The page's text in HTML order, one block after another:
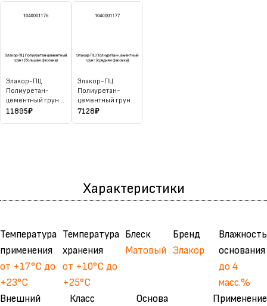
Элакор-ПЦ
Полиуретан-
цементный грунт
(большая
11895₽
Элакор-ПЦ
Полиуретан-
цементный грунт
(средняя фасовка)
7128₽
Характеристики
Температура
применения
от +17°С до
+23°С
Температура
хранения
от +10°С до
+25°С
Блеск
Матовый
Бренд
Элакор
Влажность
основания
до 4
масс.%
Внешний
Класс
Основа
Применение